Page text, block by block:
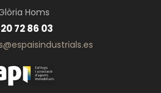
Homs
72 86 03